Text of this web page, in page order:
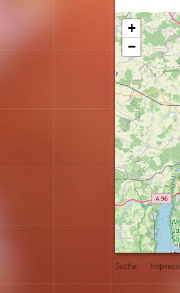
Karte wird
+
−
Suche |